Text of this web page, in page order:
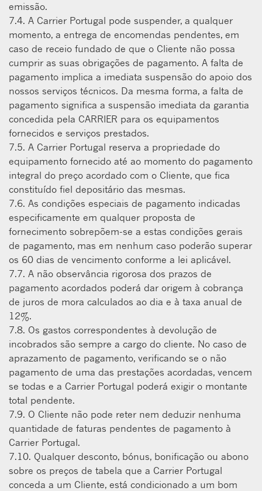
emissão.
7.4. A Carrier Portugal pode suspender, a qualquer
momento, a entrega de encomendas pendentes, em
caso de receio fundado de que o Cliente não possa
cumprir as suas obrigações de pagamento. A falta de
pagamento implica a imediata suspensão do apoio dos
nossos serviços técnicos. Da mesma forma, a falta de
pagamento significa a suspensão imediata da garantia
concedida pela CARRIER para os equipamentos
fornecidos e serviços prestados.
7.5. A Carrier Portugal reserva a propriedade do
equipamento fornecido até ao momento do pagamento
integral do preço acordado com o Cliente, que ﬁca
constituído fiel depositário das mesmas.
7.6. As condições especiais de pagamento indicadas
especificamente em qualquer proposta de
fornecimento sobrepõem-se a estas condições gerais
de pagamento, mas em nenhum caso poderão superar
os 60 dias de vencimento conforme a lei aplicável.
7.7. A não observância rigorosa dos prazos de
pagamento acordados poderá dar origem à cobrança
de juros de mora calculados ao dia e à taxa anual de
12%.
7.8. Os gastos correspondentes à devolução de
incobrados são sempre a cargo do cliente. No caso de
aprazamento de pagamento, verificando se o não
pagamento de uma das prestações acordadas, vencem
se todas e a Carrier Portugal poderá exigir o montante
total pendente.
7.9. O Cliente não pode reter nem deduzir nenhuma
quantidade de faturas pendentes de pagamento à
Carrier Portugal.
7.10. Qualquer desconto, bónus, bonificação ou abono
sobre os preços de tabela que a Carrier Portugal
conceda a um Cliente, está condicionado a um bom